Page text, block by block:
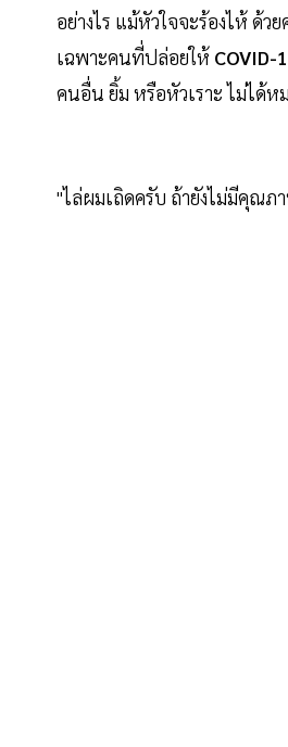
อย่างไร แม้หัวใจจะร้องไห้ ด้
เฉพาะคนที่ปล่อยให้ COVID-
คนอื่น ยิ้ม หรือหัวเราะ ไม่ได้ห
"ไล่ผมเถิดครับ ถ้ายังไม่มีคุณภ